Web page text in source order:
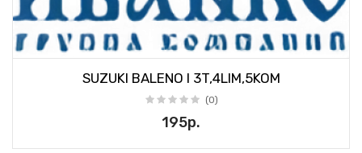
SUZUKI BALENO I 3T,4LIM,5KOM
(0)
195р.